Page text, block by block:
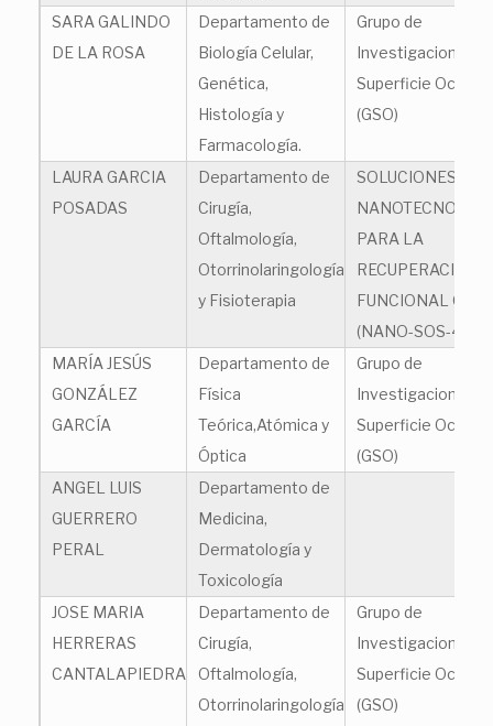
SARA GALINDO
DE LA ROSA
Departamento de
Biología Celular,
Genética,
Histología y
Farmacología.
Grupo de
Investigacion en
Superficie Ocular
(GSO)
LAURA GARCIA
POSADAS
Departamento de
Cirugía,
Oftalmología,
Otorrinolaringología
y Fisioterapia
SOLUCIONES
PARA LA
RECUPERACIÓN
FUNCIONAL
(NANO-SOS-
MARÍA JESÚS
GONZÁLEZ
GARCÍA
Departamento de
Física
Teórica,Atómica y
Óptica
Grupo de
Investigacion en
Superficie Ocular
(GSO)
ANGEL LUIS
GUERRERO
PERAL
Departamento de
Medicina,
Dermatología y
Toxicología
JOSE MARIA
HERRERAS
CANTALAPIEDRA
Departamento de
Cirugía,
Oftalmología,
Otorrinolaringología
Grupo de
Investigacion en
Superficie Ocular
(GSO)